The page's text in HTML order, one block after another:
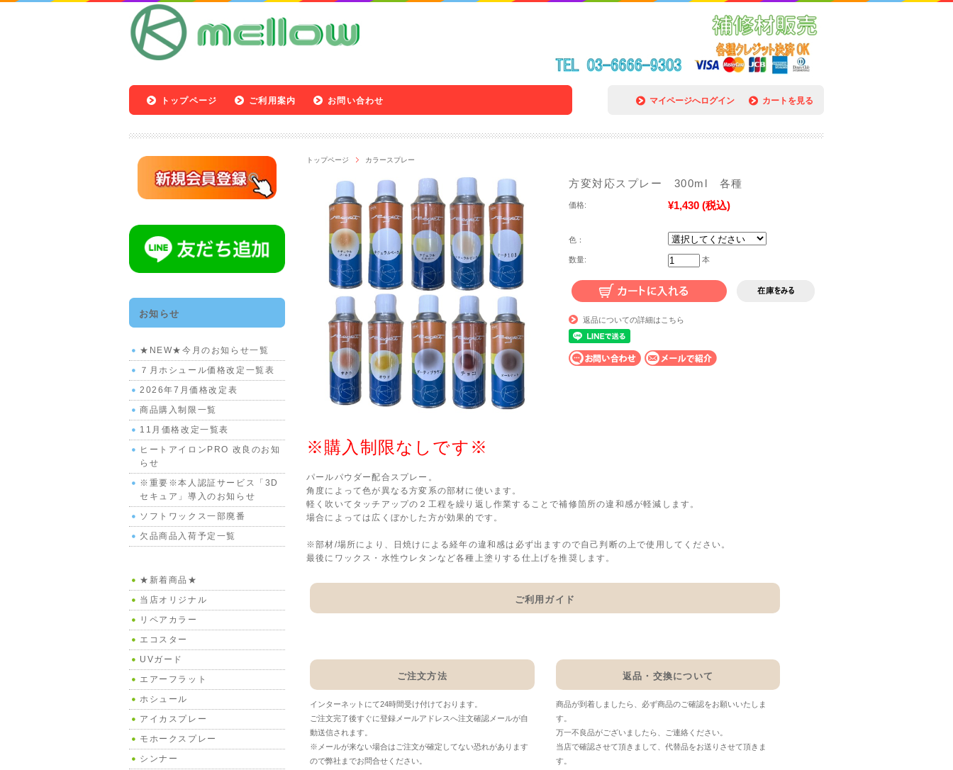
マイページへログイン カートを見る
トップページ ご利用案内 お問い合わせ
トップページ カラースプレー
方変対応スプレー 300ml 各種
価格: ¥1,430 (税込)
色：
数量: 本
返品についての詳細はこちら
※購入制限なしです※
パールパウダー配合スプレー。
角度によって色が異なる方変系の部材に使います。
軽く吹いてタッチアップの２工程を繰り返し作業することで補修箇所の違和感が軽減します。
場合によっては広くぼかした方が効果的です。
※部材/場所により、日焼けによる経年の違和感は必ず出ますので自己判断の上で使用してください。
最後にワックス・水性ウレタンなど各種上塗りする仕上げを推奨します。
ご利用ガイド
ご注文方法
インターネットにて24時間受け付けております。
ご注文完了後すぐに登録メールアドレスへ注文確認メールが自
動送信されます。
※メールが来ない場合はご注文が確定してない恐れがあります
ので弊社までお問合せください。
返品・交換について
商品が到着しましたら、必ず商品のご確認をお願いいたしま
す。
万一不良品がございましたら、ご連絡ください。
当店で確認させて頂きまして、代替品をお送りさせて頂きま
す。
お知らせ
★NEW★今月のお知らせ一覧
７月ホシュール価格改定一覧表
2026年7月価格改定表
商品購入制限一覧
11月価格改定一覧表
ヒートアイロンPRO 改良のお知
らせ
※重要※本人認証サービス「3D
セキュア」導入のお知らせ
ソフトワックス一部廃番
欠品商品入荷予定一覧
★新着商品★
当店オリジナル
リペアカラー
エコスター
UVガード
エアーフラット
ホシュール
アイカスプレー
モホークスプレー
シンナー